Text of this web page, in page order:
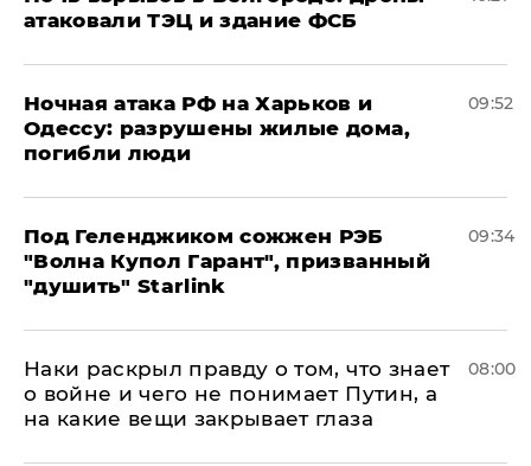
атаковали ТЭЦ и здание ФСБ
​Ночная атака РФ на Харьков и
Одессу: разрушены жилые дома,
погибли люди
09:52
Под Геленджиком сожжен РЭБ
"Волна Купол Гарант", призванный
"душить" Starlink
09:34
Наки раскрыл правду о том, что знает
о войне и чего не понимает Путин, а
на какие вещи закрывает глаза
08:00